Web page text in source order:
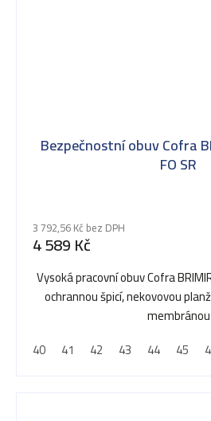
Bezpečnostní obuv Cofra
FO SR
3 792,56 Kč bez DPH
4 589 Kč
Vysoká pracovní obuv Cofra
ochrannou špicí, nekovovou
membránou
40
41 42 43 44 45